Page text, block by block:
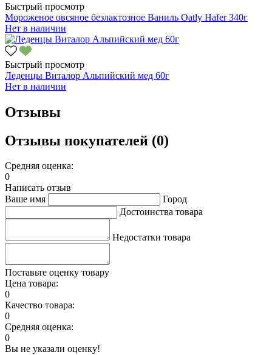
Быстрый просмотр
Мороженое овсяное безлактозное Ваниль Oatly Hafer 340г
Нет в наличии
Быстрый просмотр
Леденцы Виталор Альпийский мед 60г
Нет в наличии
Отзывы
Отзывы покупателей (0)
Средняя оценка:
0
Написать отзыв
Ваше имя
Город
Достоинства товара
Недостатки товара
Поставьте оценку товару
Цена товара:
0
Качество товара:
0
Средняя оценка:
0
Вы не указали оценку!